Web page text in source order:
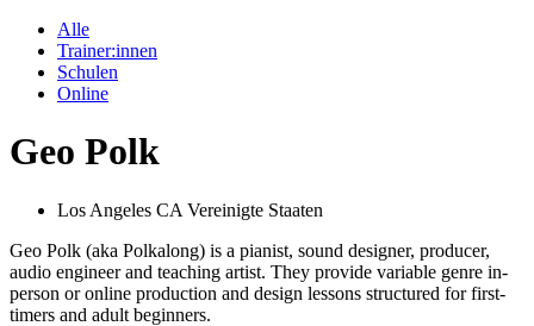
Alle
Trainer:innen
Schulen
Online
Geo Polk
Los Angeles CA Vereinigte Staaten
Geo Polk (aka Polkalong) is a pianist, sound designer, producer,
audio engineer and teaching artist. They provide variable genre in-
person or online production and design lessons structured for first-
timers and adult beginners.